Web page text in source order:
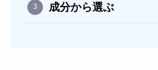
成分から選ぶ